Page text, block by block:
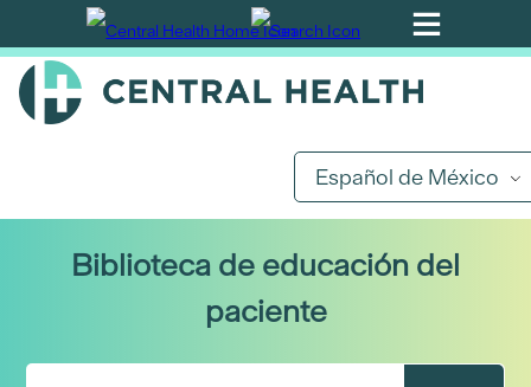
Ir
al
contenido
Español de México
Biblioteca de educación del
paciente